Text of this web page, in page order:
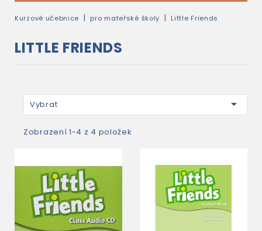
Kurzové učebnice pro mateřské školy Little Friends
LITTLE FRIENDS
Vybrat 
Zobrazení 1-4 z 4 položek